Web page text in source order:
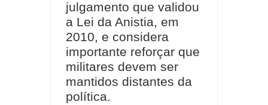
julgamento que validou
a Lei da Anistia, em
2010, e considera
importante reforçar que
militares devem ser
mantidos distantes da
política.